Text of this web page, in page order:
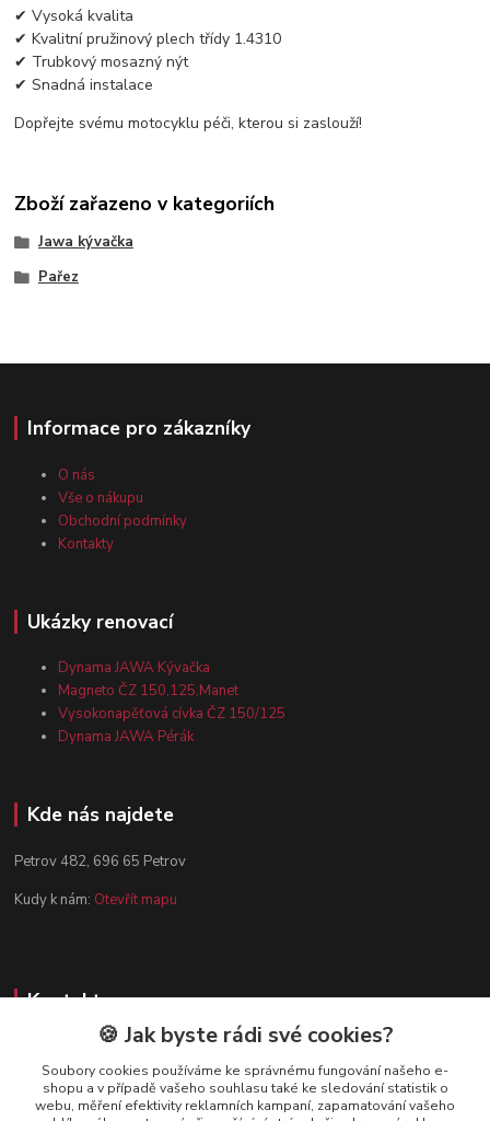
✔ Vysoká kvalita
✔ Kvalitní pružinový plech třídy 1.4310
✔ Trubkový mosazný nýt
✔ Snadná instalace
Dopřejte svému motocyklu péči, kterou si zaslouží!
Zboží zařazeno v kategoriích
Jawa kývačka
Pařez
Informace pro zákazníky
O nás
Vše o nákupu
Obchodní podmínky
Kontakty
Ukázky renovací
Dynama JAWA Kývačka
Magneto ČZ 150,125,Manet
Vysokonapěťová cívka ČZ 150/125
Dynama JAWA Pérák
Kde nás najdete
Petrov 482, 696 65 Petrov
Kudy k nám: Otevřít mapu
Kontakty
Zákaznická podpora
+420 602 584 910
(Po-Pá, 8-15 hod.)
🍪 Jak byste rádi své cookies?
Soubory cookies používáme ke správnému fungování našeho e-
shopu a v případě vašeho souhlasu také ke sledování statistik o
webu, měření efektivity reklamních kampaní, zapamatování vašeho